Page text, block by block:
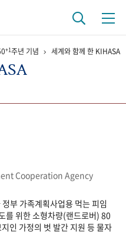
관장
사
정박물 영상 기록물
+1주년 기념 세계와 함께 한 KIHASA
Cooperation Agency
부 가족계획사업용 먹는 피임
를 위한 소형차량(랜드로버) 80
인 가정의 벗 발간 지원 등 물자